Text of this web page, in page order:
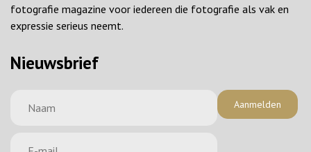
fotografie magazine voor iedereen die fotografie als vak en
expressie serieus neemt.
Nieuwsbrief
Aanmelden